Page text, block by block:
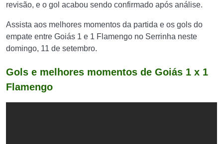
revisão, e o gol acabou sendo confirmado após análise.
Assista aos melhores momentos da partida e os gols do
empate entre Goiás 1 e 1 Flamengo no Serrinha neste
domingo, 11 de setembro.
Gols e melhores momentos de Goiás 1 x 1
Flamengo